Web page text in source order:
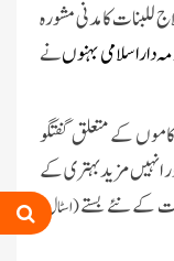
کا مدنی مشورہ
دار اسلامی بہنوںنے
کے متعلق گفتگو
انہیں مزید بہتری کے
کے نئے بستے(اسٹال)